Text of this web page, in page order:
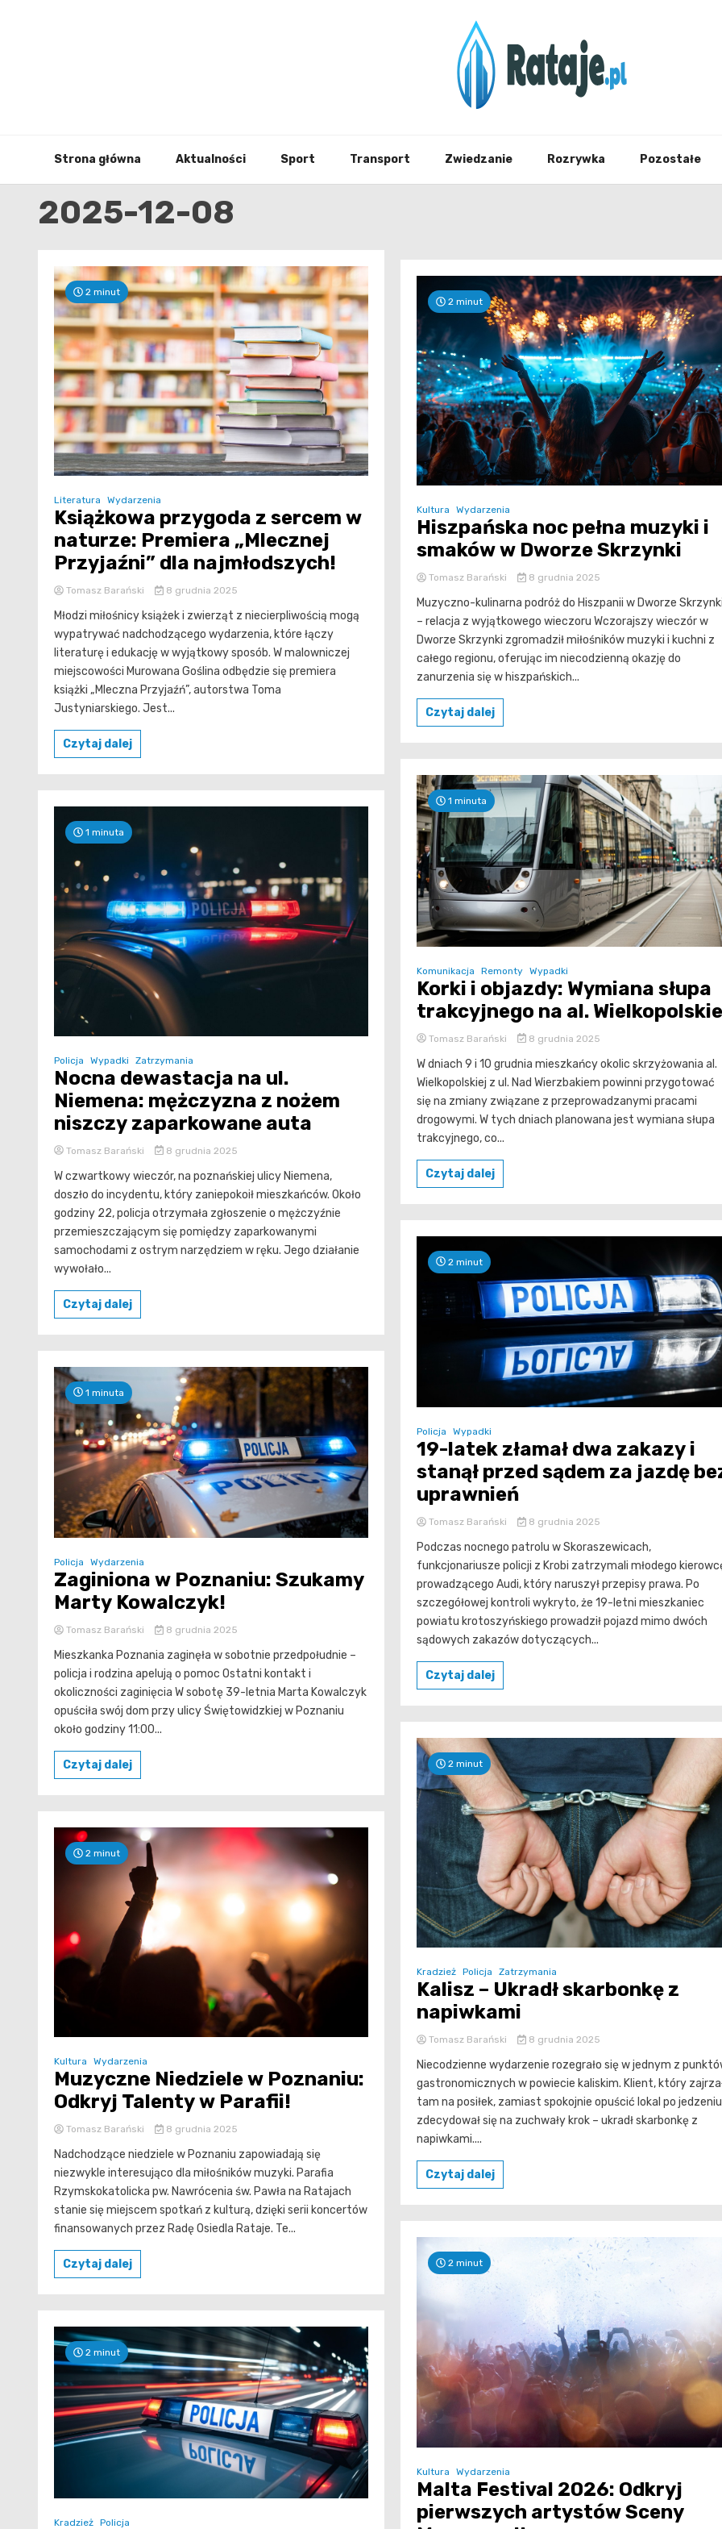
Strona główna Aktualności Sport Transport Zwiedzanie Rozrywka Pozostałe
2025-12-08
2 minut
Literatura Wydarzenia
Książkowa przygoda z sercem w
naturze: Premiera „Mlecznej
Przyjaźni” dla najmłodszych!
Tomasz Barański 8 grudnia 2025
Młodzi miłośnicy książek i zwierząt z niecierpliwością mogą
wypatrywać nadchodzącego wydarzenia, które łączy
literaturę i edukację w wyjątkowy sposób. W malowniczej
miejscowości Murowana Goślina odbędzie się premiera
książki „Mleczna Przyjaźń”, autorstwa Toma
Justyniarskiego. Jest...
Czytaj dalej
1 minuta
Policja Wypadki Zatrzymania
Nocna dewastacja na ul.
Niemena: mężczyzna z nożem
niszczy zaparkowane auta
Tomasz Barański 8 grudnia 2025
W czwartkowy wieczór, na poznańskiej ulicy Niemena,
doszło do incydentu, który zaniepokoił mieszkańców. Około
godziny 22, policja otrzymała zgłoszenie o mężczyźnie
przemieszczającym się pomiędzy zaparkowanymi
samochodami z ostrym narzędziem w ręku. Jego działanie
wywołało...
Czytaj dalej
1 minuta
Policja Wydarzenia
Zaginiona w Poznaniu: Szukamy
Marty Kowalczyk!
Tomasz Barański 8 grudnia 2025
Mieszkanka Poznania zaginęła w sobotnie przedpołudnie –
policja i rodzina apelują o pomoc Ostatni kontakt i
okoliczności zaginięcia W sobotę 39-letnia Marta Kowalczyk
opuściła swój dom przy ulicy Świętowidzkiej w Poznaniu
około godziny 11:00...
Czytaj dalej
2 minut
Kultura Wydarzenia
Muzyczne Niedziele w Poznaniu:
Odkryj Talenty w Parafii!
Tomasz Barański 8 grudnia 2025
Nadchodzące niedziele w Poznaniu zapowiadają się
niezwykle interesująco dla miłośników muzyki. Parafia
Rzymskokatolicka pw. Nawrócenia św. Pawła na Ratajach
stanie się miejscem spotkań z kulturą, dzięki serii koncertów
finansowanych przez Radę Osiedla Rataje. Te...
Czytaj dalej
2 minut
Kradzież Policja
2 minut
Kultura Wydarzenia
Hiszpańska noc pełna muzyki i
smaków w Dworze Skrzynki
Tomasz Barański 8 grudnia 2025
Muzyczno-kulinarna podróż do Hiszpanii w Dworze
– relacja z wyjątkowego wieczoru Wczorajszy wieczór w
Dworze Skrzynki zgromadził miłośników muzyki i kuchni z
całego regionu, oferując im niecodzienną okazję do
zanurzenia się w hiszpańskich...
Czytaj dalej
1 minuta
Komunikacja Remonty Wypadki
Korki i objazdy: Wymiana słupa
trakcyjnego na al.
Tomasz Barański 8 grudnia 2025
W dniach 9 i 10 grudnia mieszkańcy okolic skrzyżowania al.
Wielkopolskiej z ul. Nad Wierzbakiem powinni przygotować
się na zmiany związane z przeprowadzanymi pracami
drogowymi. W tych dniach planowana jest wymiana słupa
trakcyjnego, co...
Czytaj dalej
2 minut
Policja Wypadki
19-latek złamał dwa zakazy i
stanął przed sądem za jazdę
uprawnień
Tomasz Barański 8 grudnia 2025
Podczas nocnego patrolu w Skoraszewicach,
funkcjonariusze policji z Krobi zatrzymali młodego
prowadzącego Audi, który naruszył przepisy prawa. Po
szczegółowej kontroli wykryto, że 19-letni mieszkaniec
powiatu krotoszyńskiego prowadził pojazd mimo dwóch
sądowych zakazów dotyczących...
Czytaj dalej
2 minut
Kradzież Policja Zatrzymania
Kalisz – Ukradł skarbonkę z
napiwkami
Tomasz Barański 8 grudnia 2025
Niecodzienne wydarzenie rozegrało się w jednym z
gastronomicznych w powiecie kaliskim. Klient, który
tam na posiłek, zamiast spokojnie opuścić lokal po
zdecydował się na zuchwały krok – ukradł skarbonkę z
napiwkami....
Czytaj dalej
2 minut
Kultura Wydarzenia
Malta Festival 2026: Odkryj
pierwszych artystów Sceny